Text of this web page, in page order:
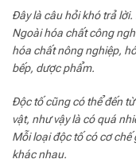
Đây là câu hỏi khó trả
Ngoài hóa chất công
hóa chất nông nghiệp,
bếp, dược phẩm.
Độc tố cũng có thể đến
vật, như vậy là có quá
Mỗi loại độc tố có cơ
khác nhau.